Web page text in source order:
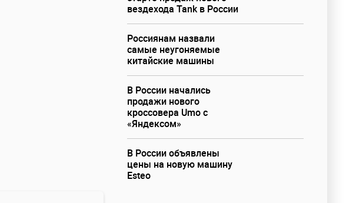
вездехода Tank в России
Россиянам назвали
самые неугоняемые
китайские машины
В России начались
продажи нового
кроссовера Umo с
«Яндексом»
В России объявлены
цены на новую машину
Esteo